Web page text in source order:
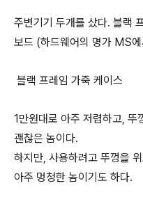
주변기기 두개를 샀다. 블랙
보드 (하드웨어의 명가 MS
블랙 프레임 가죽 케이스
1만원대로 아주 저렴하고, 뚜
괜찮은 놈이다.
하지만, 사용하려고 뚜껑을
아주 멍청한 놈이기도 하다.